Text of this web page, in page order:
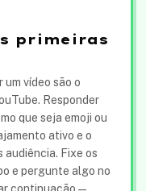
primeiras
vídeo são o
Responder
que seja emoji ou
ativo e o
audiência. Fixe os
e pergunte algo no